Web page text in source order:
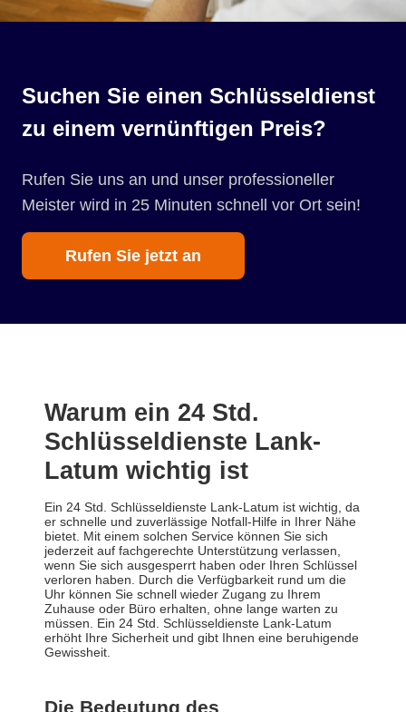
Suchen Sie einen Schlüsseldienst
zu einem vernünftigen Preis?
Rufen Sie uns an und unser professioneller
Meister wird in 25 Minuten schnell vor Ort sein!
Rufen Sie jetzt an
Warum ein 24 Std.
Schlüsseldienste Lank-
Latum wichtig ist
Ein 24 Std. Schlüsseldienste Lank-Latum ist wichtig, da
er schnelle und zuverlässige Notfall-Hilfe in Ihrer Nähe
bietet. Mit einem solchen Service können Sie sich
jederzeit auf fachgerechte Unterstützung verlassen,
wenn Sie sich ausgesperrt haben oder Ihren Schlüssel
verloren haben. Durch die Verfügbarkeit rund um die
Uhr können Sie schnell wieder Zugang zu Ihrem
Zuhause oder Büro erhalten, ohne lange warten zu
müssen. Ein 24 Std. Schlüsseldienste Lank-Latum
erhöht Ihre Sicherheit und gibt Ihnen eine beruhigende
Gewissheit.
Die Bedeutung des